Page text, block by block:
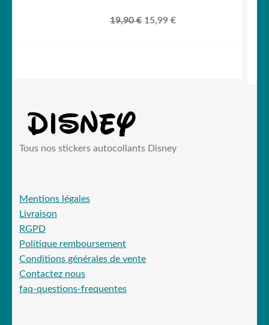
19,90€ Le
15,99 €Le
Tous nos stickers autocollants Disney
Mentions légales
Livraison
RGPD
Politique remboursement
Conditions générales de vente
Contactez nous
faq-questions-frequentes